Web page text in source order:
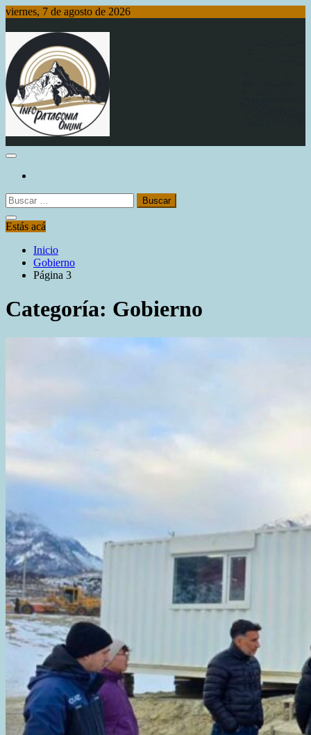
Saltar
contenido
viernes, 7 de agosto de 2026
Info Patagonia Online
Buscar:
Estás acá
Inicio
Gobierno
Página 3
Categoría: Gobierno